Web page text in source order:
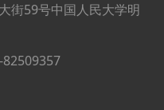
街59号中国人民大学明